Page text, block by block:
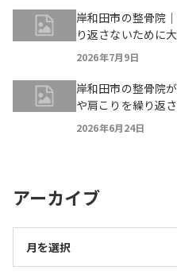
岸和田市の整骨院
り返さないために
2026年7月9日
岸和田市の整骨院
や肩こりを繰り返
2026年6月24日
アーカイブ